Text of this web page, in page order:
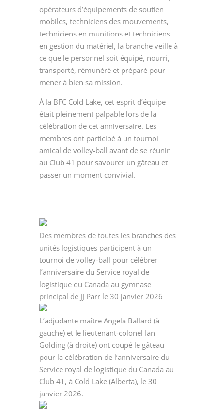
opérateurs d’équipements de soutien
mobiles, techniciens des mouvements,
techniciens en munitions et techniciens
en gestion du matériel, la branche veille à
ce que le personnel soit équipé, nourri,
transporté, rémunéré et préparé pour
mener à bien sa mission.
À la BFC Cold Lake, cet esprit d’équipe
était pleinement palpable lors de la
célébration de cet anniversaire. Les
membres ont participé à un tournoi
amical de volley-ball avant de se réunir
au Club 41 pour savourer un gâteau et
passer un moment convivial.
Des membres de toutes les branches des
unités logistiques participent à un
tournoi de volley-ball pour célébrer
l’anniversaire du Service royal de
logistique du Canada au gymnase
principal de JJ Parr le 30 janvier 2026
L’adjudante maître Angela Ballard (à
gauche) et le lieutenant-colonel Ian
Golding (à droite) ont coupé le gâteau
pour la célébration de l’anniversaire du
Service royal de logistique du Canada au
Club 41, à Cold Lake (Alberta), le 30
janvier 2026.